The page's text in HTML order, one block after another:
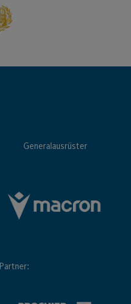
Generalausrüster